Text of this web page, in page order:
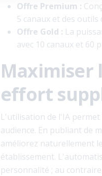
Offre Premium :
5 canaux et des
Offre Gold : La
avec 10 canaux et 60
Maximiser
effort
L'utilisation de l'IA
audience. En publiant de
améliorez naturellement
établissement.
personnalité ; au